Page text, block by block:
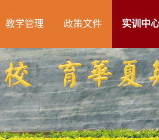
教学管理 政策文件 实训中